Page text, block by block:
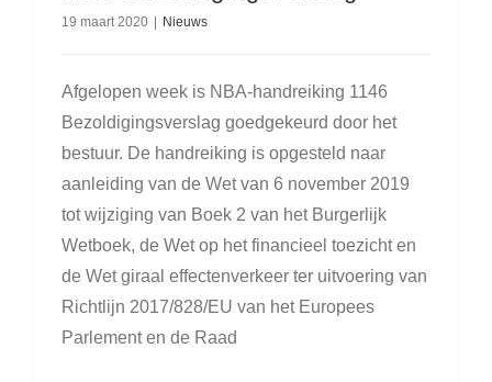
19 maart 2020 | Nieuws
Afgelopen week is NBA-handreiking 1146
Bezoldigingsverslag goedgekeurd door het
bestuur. De handreiking is opgesteld naar
aanleiding van de Wet van 6 november 2019
tot wijziging van Boek 2 van het Burgerlijk
Wetboek, de Wet op het financieel toezicht en
de Wet giraal effectenverkeer ter uitvoering van
Richtlijn 2017/828/EU van het Europees
Parlement en de Raad